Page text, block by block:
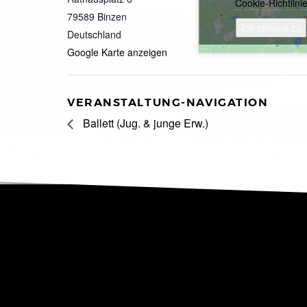
79589 Binzen
Deutschland
Google Karte anzeigen
Cookie-Richtlinie
VERANSTALTUNG-NAVIGATION
Ballett (Jug. & junge Erw.)